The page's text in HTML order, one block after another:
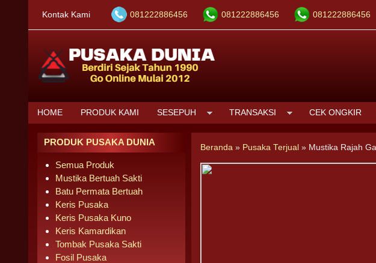
Kontak Kami 081222886456 081222886456 081222886456
HOME PRODUK KAMI SESEPUH TRANSAKSI CEK ONGKIR
Beranda » Pusaka Terjual » Mustika Rajah
PRODUK PUSAKA DUNIA
Semua Produk
Mustika Bertuah Sakti
Batu Permata Bertuah
Keris Pusaka
Keris Pusaka Kuno
Keris Kamardikan
Tombak Pusaka Sakti
Fosil Pusaka